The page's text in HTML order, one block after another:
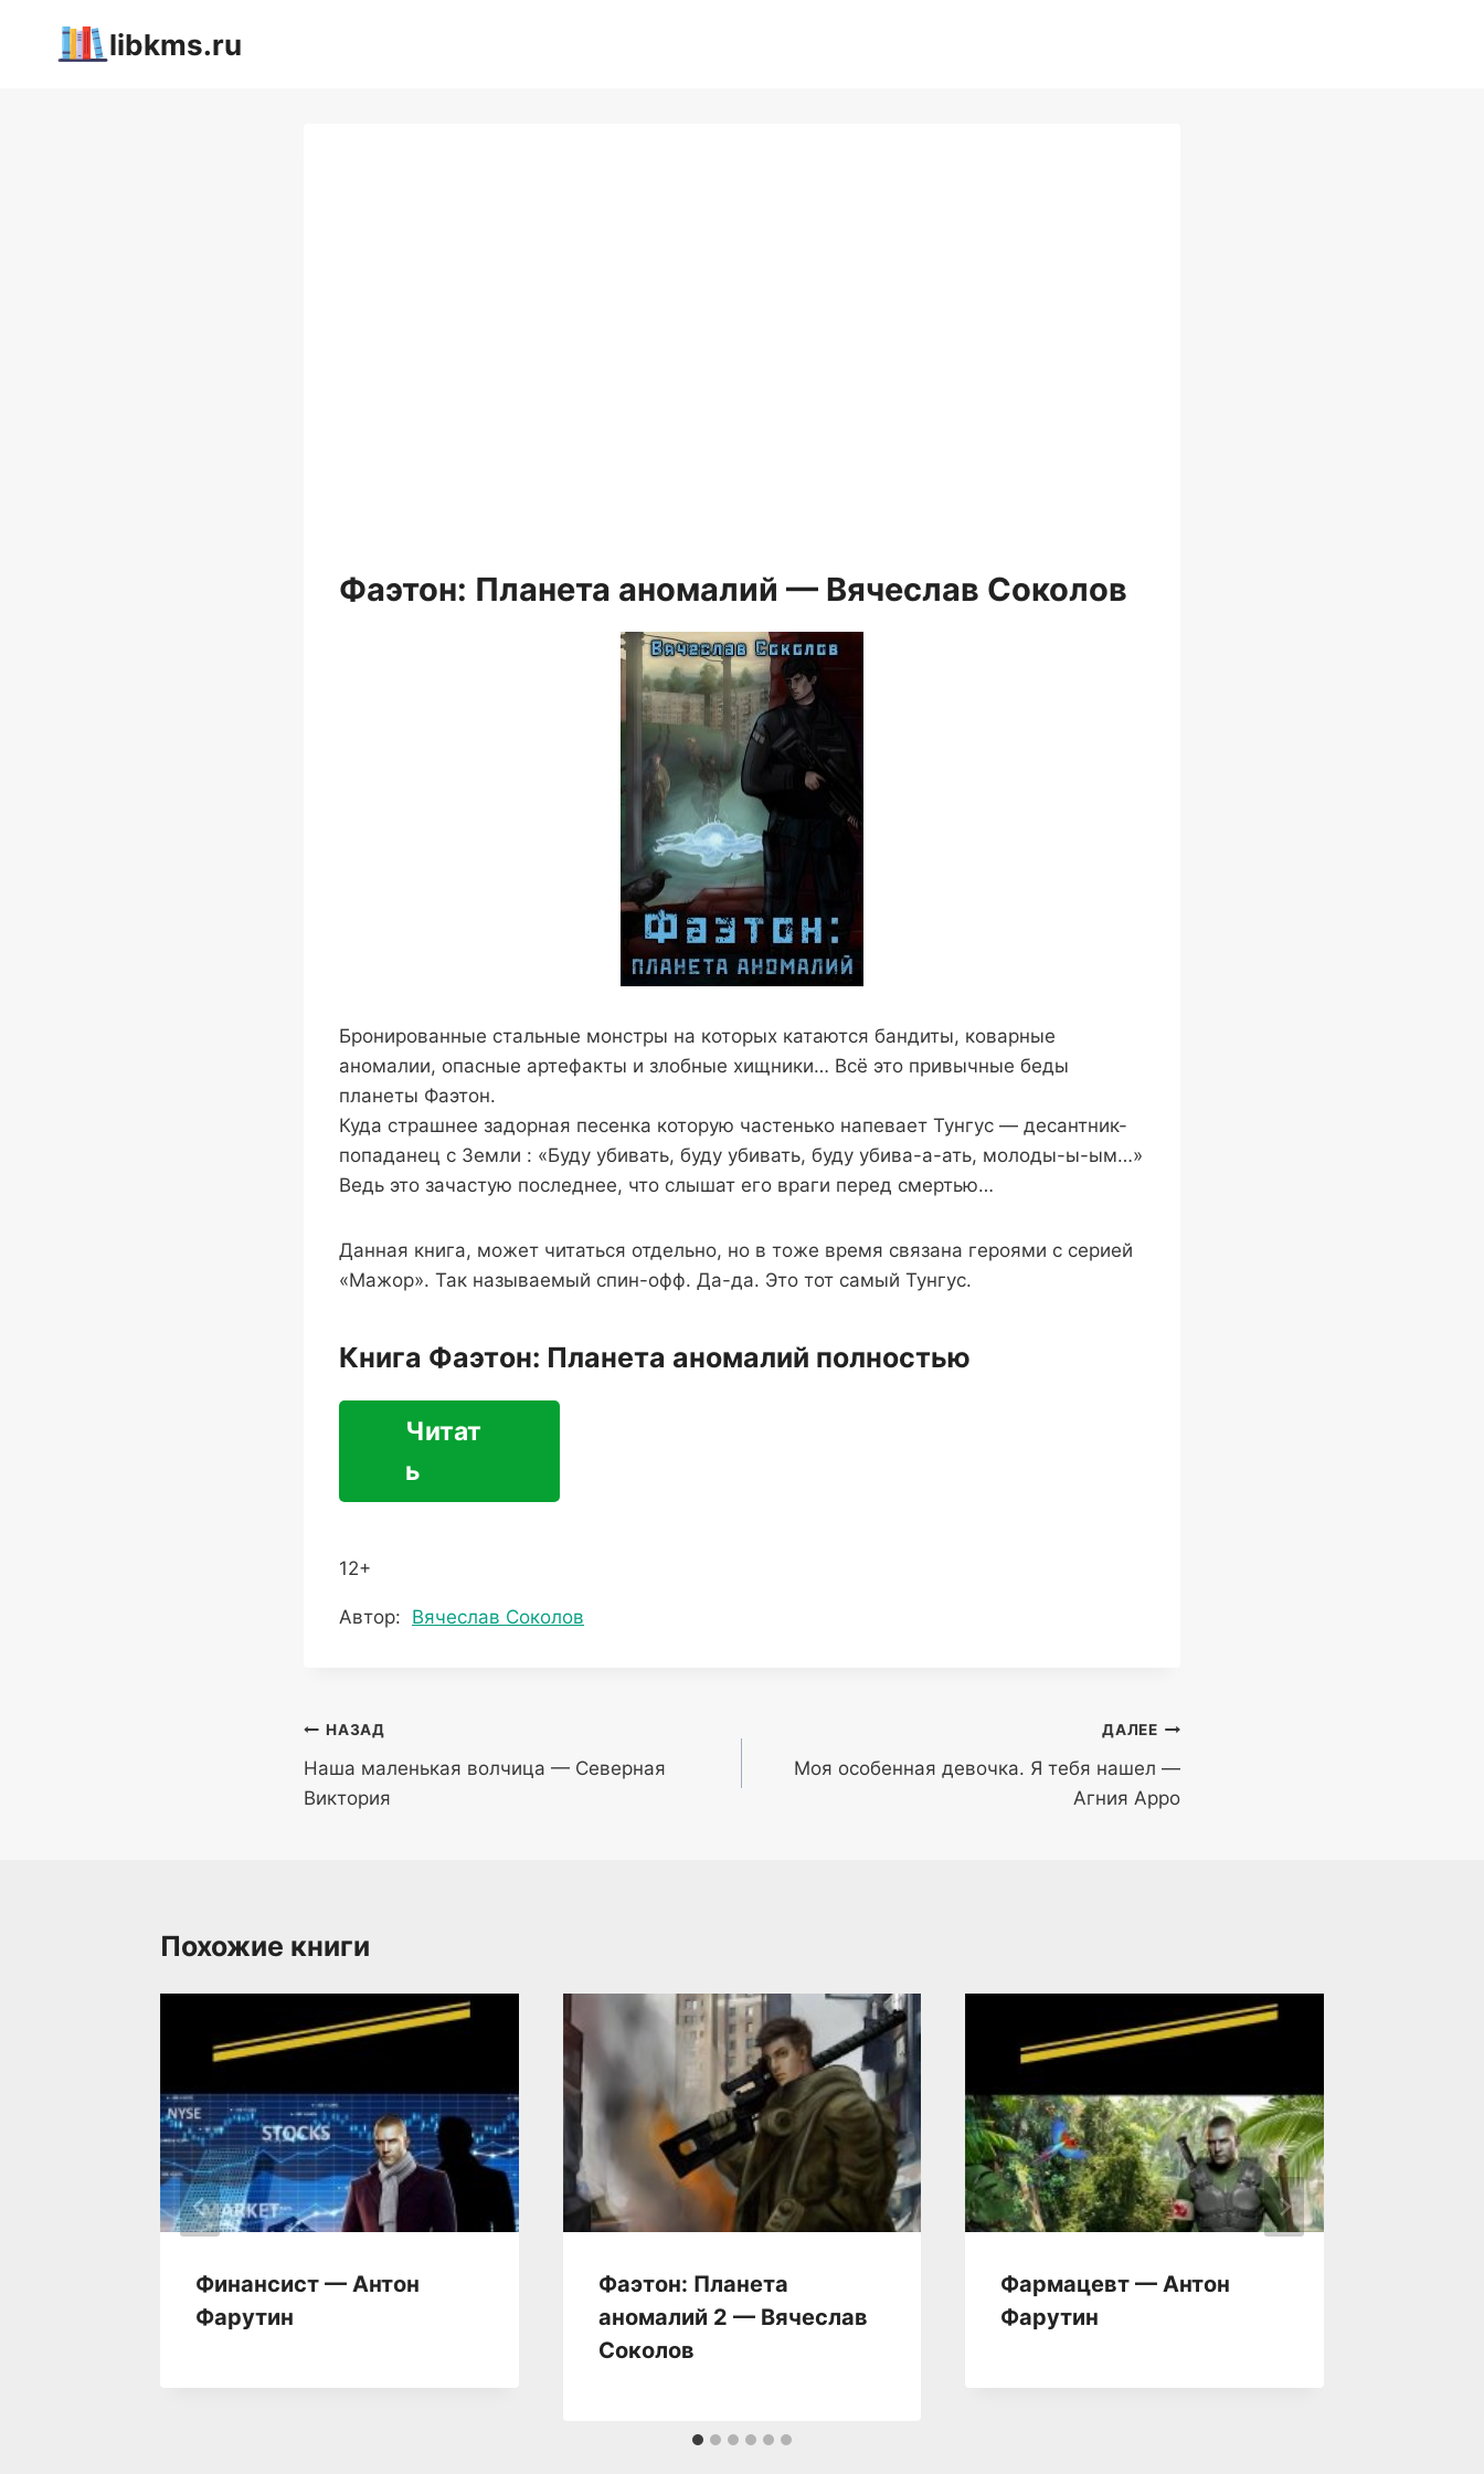
libkms.ru
Фаэтон: Планета аномалий — Вячеслав Соколов
Бронированные стальные монстры на которых катаются бандиты, коварные
аномалии, опасные артефакты и злобные хищники… Всё это привычные беды
планеты Фаэтон.
Куда страшнее задорная песенка которую частенько напевает Тунгус — десантник-
попаданец с Земли : «Буду убивать, буду убивать, буду убива-а-ать, молоды-ы-ым…»
Ведь это зачастую последнее, что слышат его враги перед смертью…
Данная книга, может читаться отдельно, но в тоже время связана героями с серией
«Мажор». Так называемый спин-офф. Да-да. Это тот самый Тунгус.
Книга Фаэтон: Планета аномалий полностью
Читат
ь
12+
Метки
Автор: Вячеслав Соколов
Навигация
по
записям
НАЗАД
Наша маленькая волчица — Северная
Виктория
ДАЛЕЕ
Моя особенная девочка. Я тебя нашел —
Агния Арро
Похожие книги
Финансист — Антон
Фарутин
Фаэтон: Планета
аномалий 2 — Вячеслав
Соколов
Фармацевт — Антон
Фарутин